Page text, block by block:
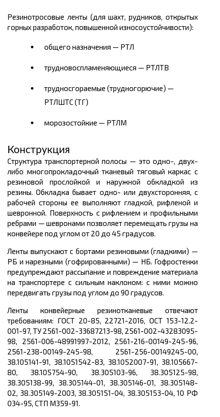
Резинотросовые ленты (для шахт, рудников, открытых
горных разработок, повышенной износоустойчивости):
общего назначения — РТЛ
трудновоспламеняющиеся — РТЛТВ
трудносгораемые (трудногорючие) —
РТЛШТС (ТГ)
морозостойкие — РТЛМ
Конструкция
Структура транспортерной полосы — это одно-, двух-
либо многопрокладочный тканевый тяговый каркас с
резиновой прослойкой и наружной обкладкой из
резины. Обкладка бывает одно- или двухсторонняя, с
рабочей стороны ее выполняют гладкой, рифленой и
шевронной. Поверхность с рифлением и профильными
ребрами — шевронами позволяет перемещать грузы на
конвейере под углом от 20 до 45 градусов.
Ленты выпускают с бортами резиновыми (гладкими) —
РБ и нарезными (гофрированными) — НБ. Гофростенки
предупреждают рассыпание и повреждение материала
на транспортере с сильным наклоном: с ними можно
передвигать грузы под углом до 90 градусов.
Ленты конвейерные резинотканевые отвечают
требованиям: ГОСТ 20-85, 22721-2016, ОСТ 153-12.2-
001-97, ТУ 2561-002-33687213-98, 2561-002-43283095-
98, 2561-006-48991997-2012, 2561-216-00149-245-96,
2561-238-00149-245-98, 2561-256-00149245-00,
38.105141-91, 38.1051542-83, 38.1052007-91, 38.105667-
80, 38.105754-90, 38.305103-96, 38.305125-98,
38.305138-99, 38.305144-01, 38.305146-01, 38.305148-
02, 38.305149-2003, 38.305151-04, 38.305153-04, 10 РФ
034-95, СТП М359-91.